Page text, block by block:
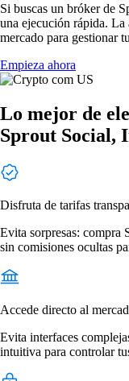
Si buscas un bróker de
una ejecución rápida. La
mercado para gestionar
Empieza ahora
Lo mejor de
Sprout Social,
Disfruta de tarifas
Evita sorpresas: compra
sin comisiones ocultas
Accede directo al
Evita interfaces
intuitiva para controlar